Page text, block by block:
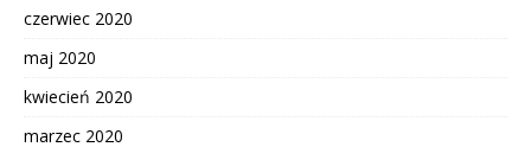
czerwiec 2020
maj 2020
kwiecień 2020
marzec 2020